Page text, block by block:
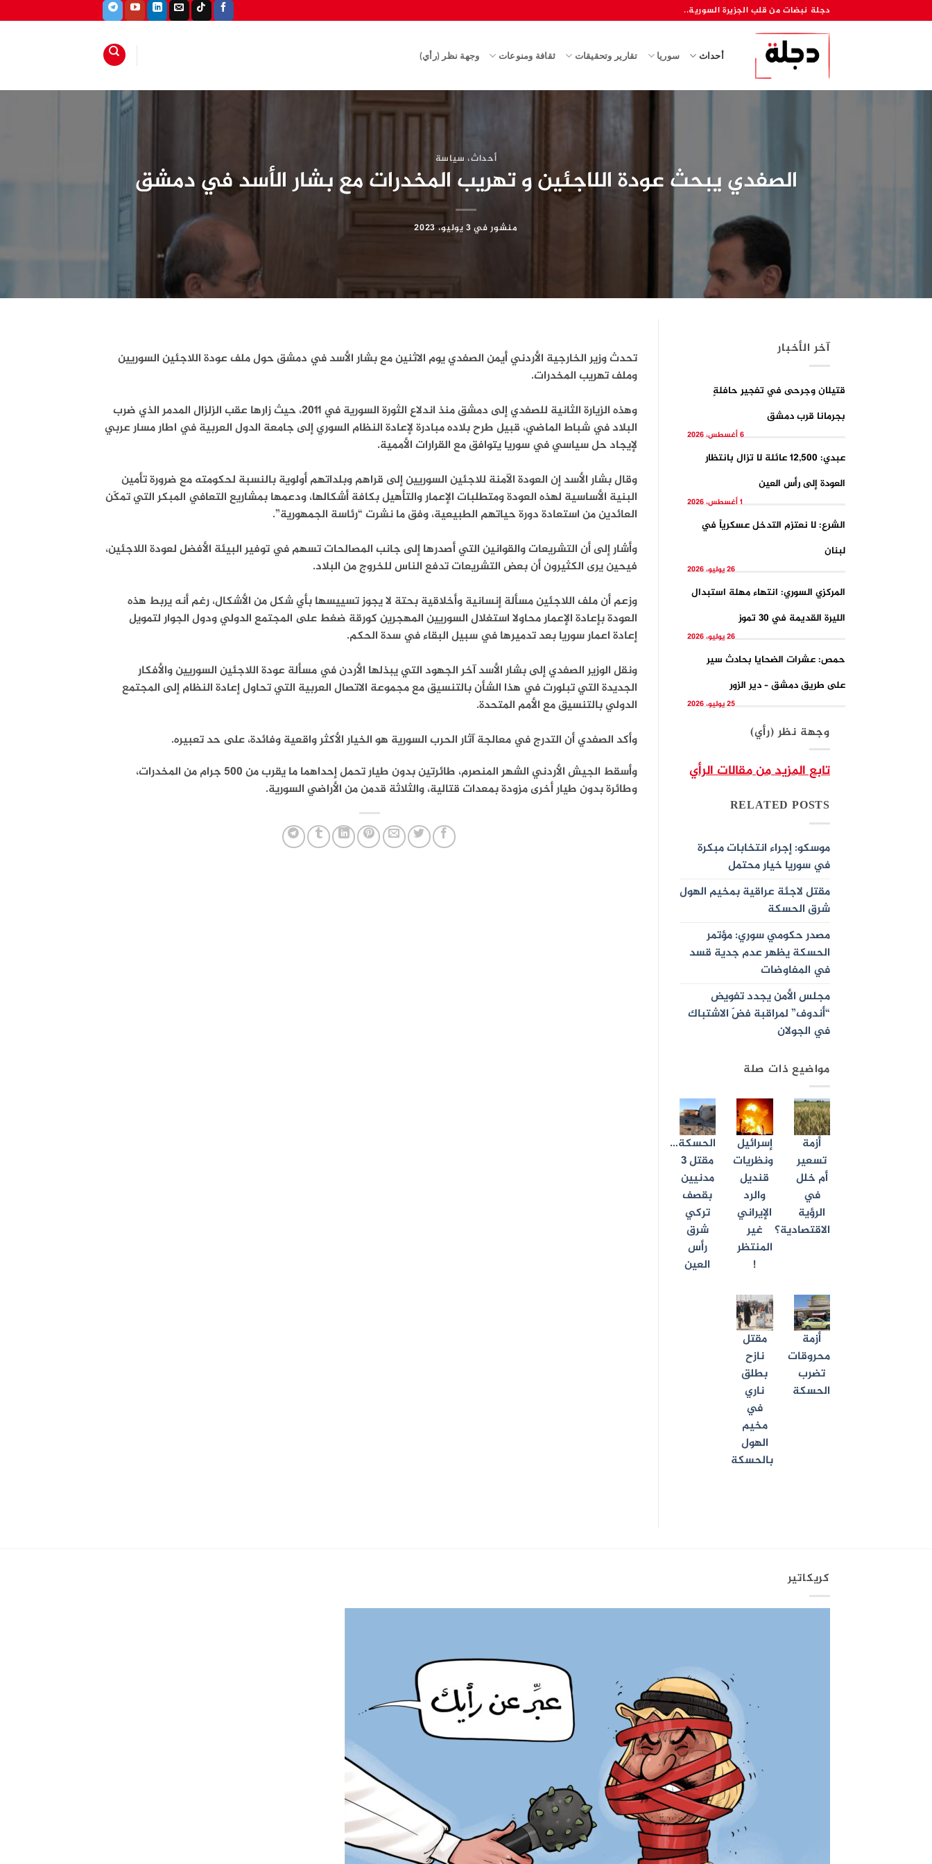
للمحتوى
دجلة نبضات من قلب الجزيرة السورية..
أحداث سوريا تقارير وتحقيقات ثقافة ومنوعات وجهة نظر (رأي)
أحداث، سياسة
الصفدي يبحث عودة اللاجئين و تهريب المخدرات مع بشار الأسد في دمشق
منشور في3 يوليو، 2023
آخر الأخبار
قتيلان وجرحى في تفجيرِ حافلةٍ
بجرمانا قرب دمشق
6 أغسطس، 2026
عبدي: 12,500 عائلة لا تزال بانتظار
العودة إلى رأس العين
1 أغسطس، 2026
الشرع: لا نعتزم التدخل عسكرياً في
لبنان
26 يوليو، 2026
المركزي السوري: انتهاء مهلة استبدال
الليرة القديمة في 30 تموز
26 يوليو، 2026
حمص: عشرات الضحايا بحادث سير
على طريق دمشق – دير الزور
25 يوليو، 2026
وجهة نظر (رأي)
تابع المزيد من مقالات الرأي
RELATED POSTS
موسكو: إجراء انتخابات مبكرة
في سوريا خيار محتمل
مقتل لاجئة عراقية بمخيم الهول
شرق الحسكة
مصدر حكومي سوري: مؤتمر
الحسكة يظهر عدم جدية قسد
في المفاوضات
مجلس الأمن يجدد تفويض
“أندوف” لمراقبة فضّ الاشتباك
في الجولان
مواضيع ذات صلة
أزمة
تسعير
أم خلل
في
الرؤية
الاقتصادية؟
إسرائيل
ونظريات
قنديل
والرد
الإيراني
غير
المنتظر
!
الحسكة…
مقتل 3
مدنيين
بقصف
تركي
شرق
رأس
العين
أزمة
محروقات
تضرب
الحسكة
مقتل
نازح
بطلق
ناري
في
مخيم
الهول
بالحسكة
تحدث وزير الخارجية الأردني أيمن الصفدي يوم الاثنين مع بشار الأسد في دمشق حول ملف عودة اللاجئين السوريين
وملف تهريب المخدرات.
وهذه الزيارة الثانية للصفدي إلى دمشق منذ اندلاع الثورة السورية في 2011، حيث زارها عقب الزلزال المدمر الذي ضرب
البلاد في شباط الماضي، قبيل طرح بلاده مبادرة لإعادة النظام السوري إلى جامعة الدول العربية في اطار مسار عربي
لإيجاد حل سياسي في سوريا يتوافق مع القرارات الأممية.
وقال بشار الأسد إن العودة الآمنة للاجئين السوريين إلى قراهم وبلداتهم أولوية بالنسبة لحكومته مع ضرورة تأمين
البنية الأساسية لهذه العودة ومتطلبات الإعمار والتأهيل بكافة أشكالها، ودعمها بمشاريع التعافي المبكر التي تمكّن
العائدين من استعادة دورة حياتهم الطبيعية، وفق ما نشرت “رئاسة الجمهورية”.
وأشار إلى أن التشريعات والقوانين التي أصدرها إلى جانب المصالحات تسهم في توفير البيئة الأفضل لعودة اللاجئين،
فيحين يرى الكثيرون أن بعض التشريعات تدفع الناس للخروج من البلاد.
وزعم أن ملف اللاجئين مسألة إنسانية وأخلاقية بحتة لا يجوز تسييسها بأي شكل من الأشكال، رغم أنه يربط هذه
العودة بإعادة الإعمار محاولا استغلال السوريين المهجرين كورقة ضغط على المجتمع الدولي ودول الجوار لتمويل
إعادة اعمار سوريا بعد تدميرها في سبيل البقاء في سدة الحكم.
ونقل الوزير الصفدي إلى بشار الأسد آخر الجهود التي يبذلها الأردن في مسألة عودة اللاجئين السوريين والأفكار
الجديدة التي تبلورت في هذا الشأن بالتنسيق مع مجموعة الاتصال العربية التي تحاول إعادة النظام إلى المجتمع
الدولي بالتنسيق مع الأمم المتحدة.
وأكد الصفدي أن التدرج في معالجة آثار الحرب السورية هو الخيار الأكثر واقعية وفائدة، على حد تعبيره.
وأسقط الجيش الأردني الشهر المنصرم، طائرتين بدون طيار تحمل إحداهما ما يقرب من 500 جرام من المخدرات،
وطائرة بدون طيار أخرى مزودة بمعدات قتالية، والثلاثة قدمن من الأراضي السورية.
كريكاتير